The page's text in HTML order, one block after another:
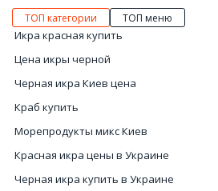
ТОП категории ТОП меню
Икра красная купить
Цена икры черной
Черная икра Киев цена
Краб купить
Морепродукты микс Киев
Красная икра цены в Украине
Черная икра купить в Украине